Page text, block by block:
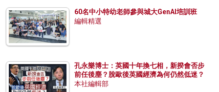
60名中小特幼老師參與城大GenAI培訓班
編輯精選
孔永樂博士：英國十年換七相，新揆會否步
前任後塵？脫歐後英國經濟為何仍然低迷？
本社編輯部